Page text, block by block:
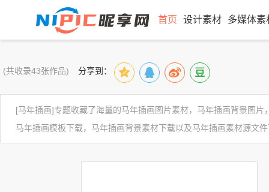
首页 设计素材 多媒体素
(共收录43张作品) 分享到：
[马年插画]专题收藏了海量的马年插画图片素材，马年插画背景图
马年插画模板下载，马年插画背景素材下载以及马年插画素材源文